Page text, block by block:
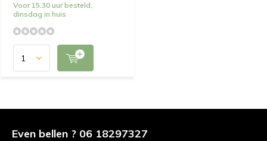
Voor 15.30 uur besteld,
dinsdag in huis
Even bellen ? 06 18297327